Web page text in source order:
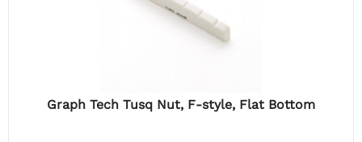
Graph Tech Tusq Nut, F-style, Flat Bottom